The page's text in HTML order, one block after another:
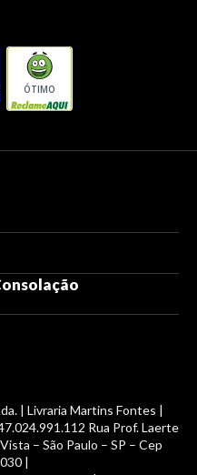
ÓTIMO
| Livraria Martins Fontes |
Rua Prof. Laerte
– São Paulo – SP – Cep
|